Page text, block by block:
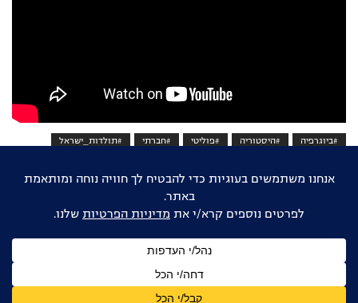
#ביוגרפיה #היסטוריה #פוליטי #חברתי #תולדות_ישראל
אוהבים דוקו ישראלי?
הישארו מעודכנים
שם